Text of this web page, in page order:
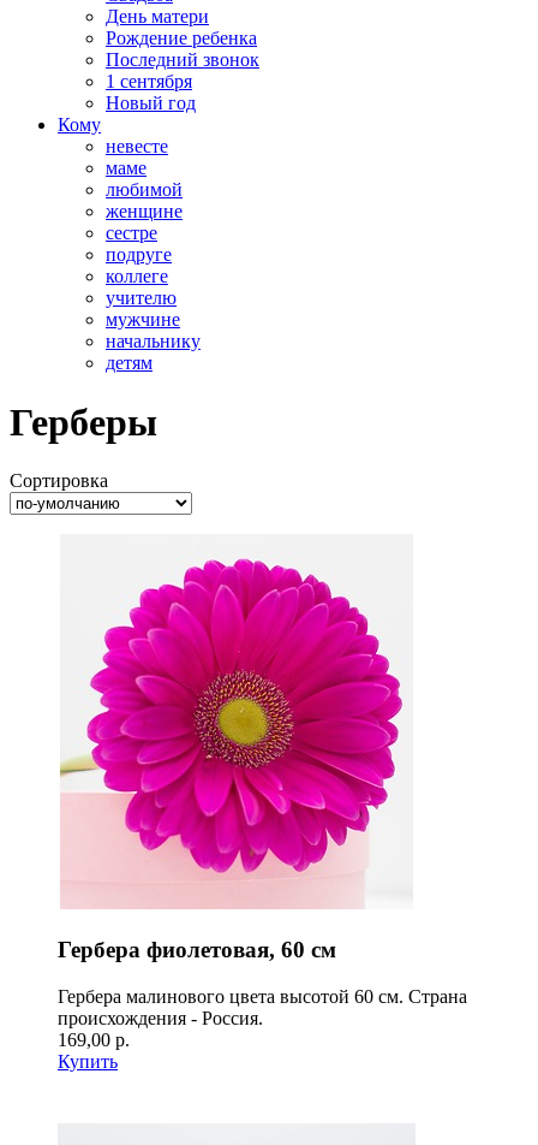
День матери
Рождение ребенка
Последний звонок
1 сентября
Новый год
Кому
невесте
маме
любимой
женщине
сестре
подруге
коллеге
учителю
мужчине
начальнику
детям
Герберы
Сортировка
Гербера фиолетовая, 60 см
Гербера малинового цвета высотой 60 см. Страна
происхождения - Россия.
169,00 р.
Купить